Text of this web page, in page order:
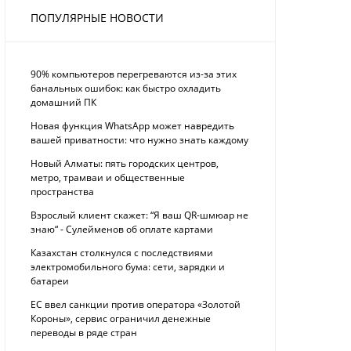
ПОПУЛЯРНЫЕ НОВОСТИ
90% компьютеров перегреваются из-за этих
банальных ошибок: как быстро охладить
домашний ПК
Новая функция WhatsApp может навредить
вашей приватности: что нужно знать каждому
Новый Алматы: пять городских центров,
метро, трамваи и общественные
пространства
Взрослый клиент скажет: “Я ваш QR-шмюар не
знаю“ - Сулейменов об оплате картами
Казахстан столкнулся с последствиями
электромобильного бума: сети, зарядки и
батареи
ЕС ввел санкции против оператора «Золотой
Короны», сервис ограничил денежные
переводы в ряде стран